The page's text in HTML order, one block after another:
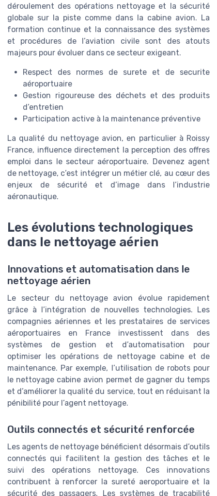
déroulement des opérations nettoyage et la sécurité
globale sur la piste comme dans la cabine avion. La
formation continue et la connaissance des systèmes
et procédures de l’aviation civile sont des atouts
majeurs pour évoluer dans ce secteur exigeant.
Respect des normes de surete et de securite
aéroportuaire
Gestion rigoureuse des déchets et des produits
d’entretien
Participation active à la maintenance préventive
La qualité du nettoyage avion, en particulier à Roissy
France, influence directement la perception des offres
emploi dans le secteur aéroportuaire. Devenez agent
de nettoyage, c’est intégrer un métier clé, au cœur des
enjeux de sécurité et d’image dans l’industrie
aéronautique.
Les évolutions technologiques
dans le nettoyage aérien
Innovations et automatisation dans le
nettoyage aérien
Le secteur du nettoyage avion évolue rapidement
grâce à l’intégration de nouvelles technologies. Les
compagnies aériennes et les prestataires de services
aéroportuaires en France investissent dans des
systèmes de gestion et d’automatisation pour
optimiser les opérations de nettoyage cabine et de
maintenance. Par exemple, l’utilisation de robots pour
le nettoyage cabine avion permet de gagner du temps
et d’améliorer la qualité du service, tout en réduisant la
pénibilité pour l’agent nettoyage.
Outils connectés et sécurité renforcée
Les agents de nettoyage bénéficient désormais d’outils
connectés qui facilitent la gestion des tâches et le
suivi des opérations nettoyage. Ces innovations
contribuent à renforcer la sureté aeroportuaire et la
sécurité des passagers. Les systèmes de traçabilité